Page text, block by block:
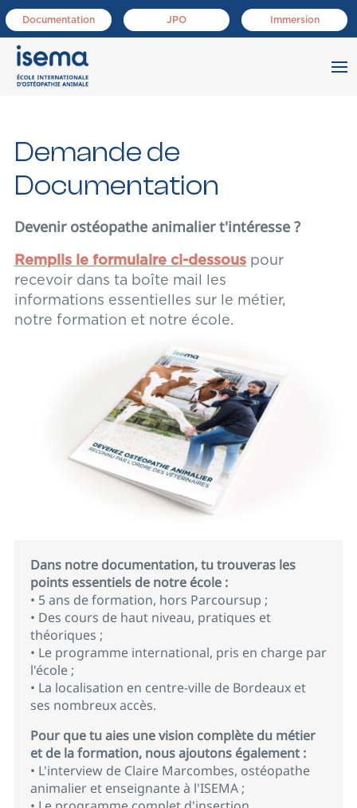
Documentation JPO Immersion
Demande de
Documentation
Devenir ostéopathe animalier t'intéresse ?
Remplis le formulaire ci-dessouspour
recevoir dans ta boîte mail les
informations essentielles sur le métier,
notre formation et notre école.
Dans notre documentation, tu trouveras les
points essentiels de notre école :
• 5 ans de formation, hors Parcoursup ;
• Des cours de haut niveau, pratiques et
théoriques ;
• Le programme international, pris en charge par
l'école ;
• La localisation en centre-ville de Bordeaux et
ses nombreux accès.
Pour que tu aies une vision complète du métier
et de la formation, nous ajoutons également :
• L'interview de Claire Marcombes, ostéopathe
animalier et enseignante à l'ISEMA ;